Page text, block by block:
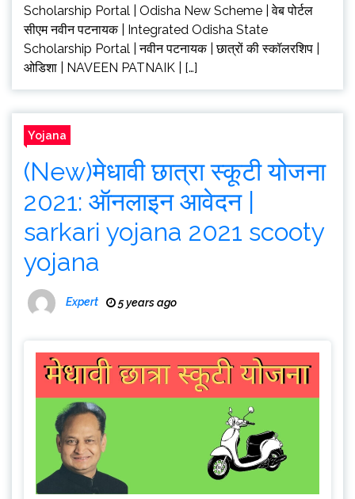
Scholarship Portal | Odisha New Scheme | वेब पोर्टल
सीएम नवीन पटनायक | Integrated Odisha State
Scholarship Portal | नवीन पटनायक | छात्रों की स्कॉलरशिप |
ओडिशा | NAVEEN PATNAIK | […]
Yojana
(New)मेधावी छात्रा स्कूटी योजना
2021: ऑनलाइन आवेदन |
sarkari yojana 2021 scooty
yojana
Expert 5 years ago